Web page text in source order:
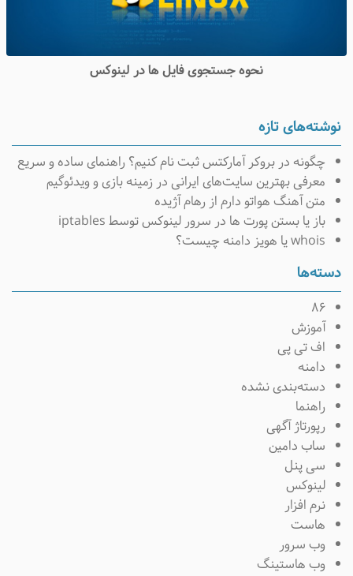
نحوه جستجوی فایل ها در لینوکس
نوشته‌های تازه
چگونه در بروکر آمارکتس ثبت نام کنیم؟ راهنمای ساده و سریع
معرفی بهترین سایت‌های ایرانی در زمینه بازی و ویدئوگیم
متن آهنگ هواتو دارم از رهام آژیده
باز یا بستن پورت ها در سرور لینوکس توسط iptables
whois یا هویز دامنه چیست؟
دسته‌ها
۸۶
آموزش
اف تی پی
دامنه
دسته‌بندی نشده
راهنما
رپورتاژ آگهی
ساب دامین
سی پنل
لینوکس
نرم افزار
هاست
وب سرور
وب هاستینگ